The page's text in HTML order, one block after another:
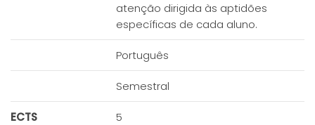
atenção dirigida às aptidões
específicas de cada aluno.
Português
Semestral
ECTS 5